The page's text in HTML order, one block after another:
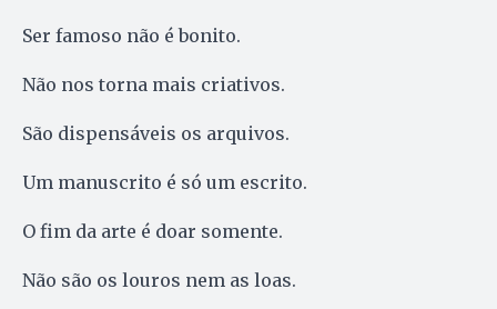
Ser famoso não é bonito.
Não nos torna mais criativos.
São dispensáveis os arquivos.
Um manuscrito é só um escrito.
O fim da arte é doar somente.
Não são os louros nem as loas.